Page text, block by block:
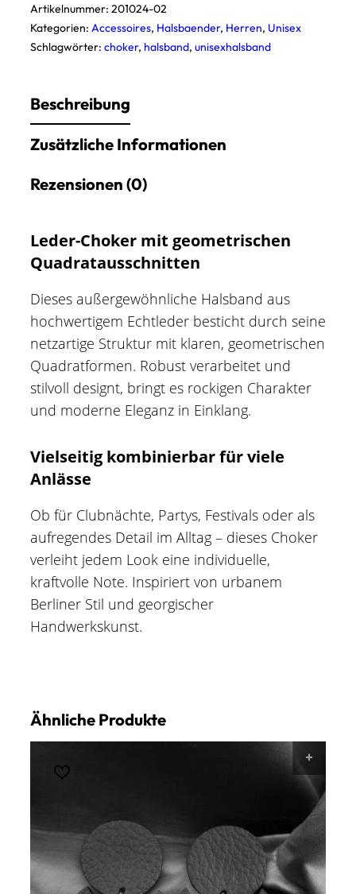
Artikelnummer: 201024-02
Kategorien: Accessoires, Halsbaender, Herren, Unisex
Schlagwörter: choker, halsband, unisexhalsband
Beschreibung
Zusätzliche Informationen
Rezensionen (0)
Leder-Choker mit geometrischen
Quadratausschnitten
Dieses außergewöhnliche Halsband aus
hochwertigem Echtleder besticht durch seine
netzartige Struktur mit klaren, geometrischen
Quadratformen. Robust verarbeitet und
stilvoll designt, bringt es rockigen Charakter
und moderne Eleganz in Einklang.
Vielseitig kombinierbar für viele
Anlässe
Ob für Clubnächte, Partys, Festivals oder als
aufregendes Detail im Alltag – dieses Choker
verleiht jedem Look eine individuelle,
kraftvolle Note. Inspiriert von urbanem
Berliner Stil und georgischer
Handwerkskunst.
Ähnliche Produkte